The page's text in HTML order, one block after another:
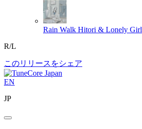
Rain Walk Hitori & Lonely Girl
R/L
このリリースをシェア
EN
JP